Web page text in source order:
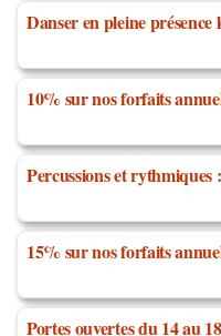
Danser en pleine
10% sur nos forfaits
Percussions et rythmiques
15% sur nos forfaits
Portes ouvertes du 14 au